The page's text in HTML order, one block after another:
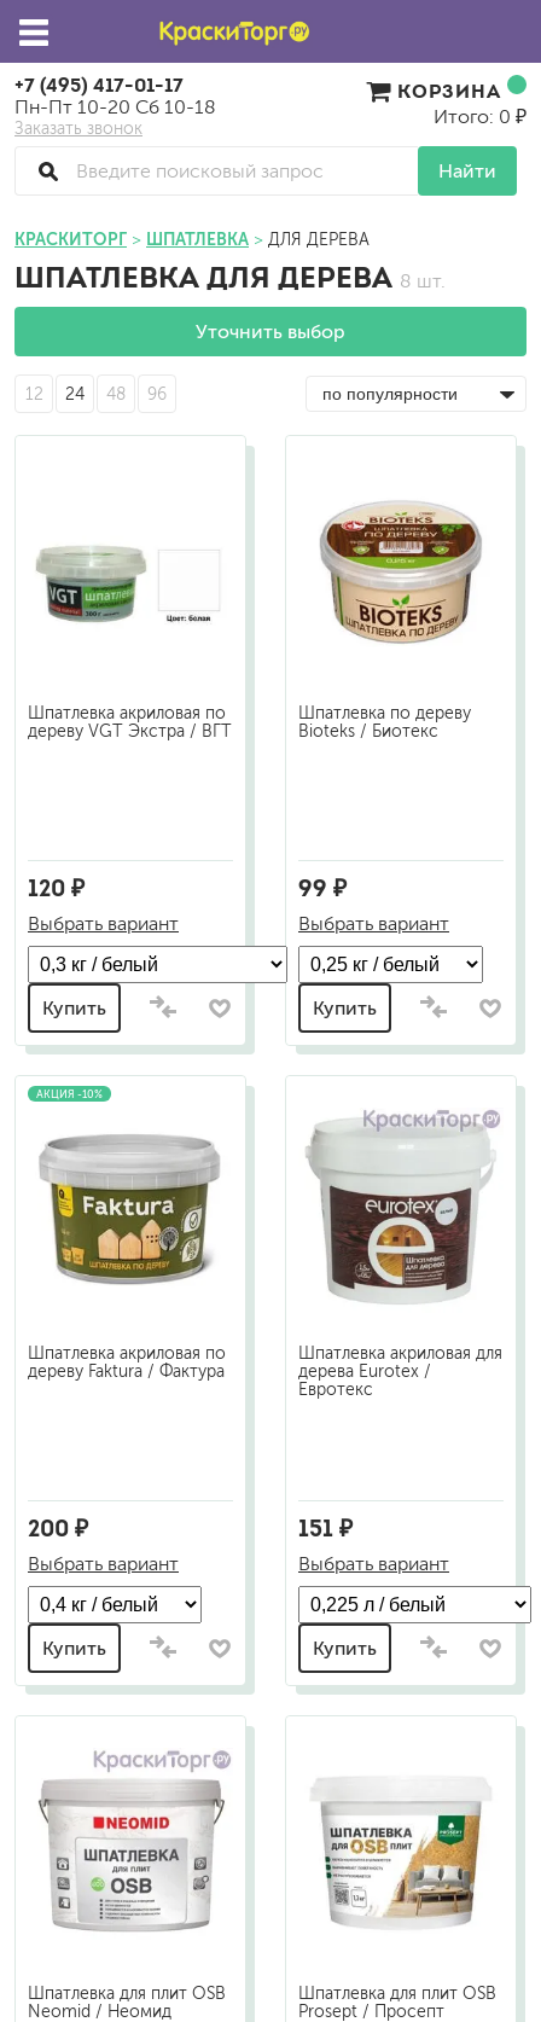
+7 (495) 417-01-17
Пн-Пт 10-20 Сб 10-18
Заказать звонок
Найти
КОРЗИНА
Итого: 0 ₽
КРАСКИТОРГ ШПАТЛЕВКА ДЛЯ ДЕРЕВА
ШПАТЛЕВКА ДЛЯ ДЕРЕВА 8 шт.
Уточнить выбор
12 24 48 96
Шпатлевка акриловая по
дереву VGT Экстра / ВГТ
120 ₽
Выбрать вариант
Купить
Шпатлевка по дереву
Bioteks / Биотекс
99 ₽
Выбрать вариант
Купить
АКЦИЯ -10%
Шпатлевка акриловая по
дереву Faktura / Фактура
200 ₽
Выбрать вариант
Купить
Шпатлевка акриловая для
дерева Eurotex /
Евротекс
151 ₽
Выбрать вариант
Купить
Шпатлевка для плит OSB
Neomid / Неомид
Шпатлевка для плит OSB
Prosept / Просепт